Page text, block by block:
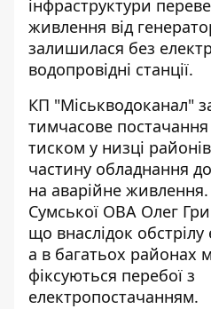
інфраструктури
живлення від
залишилася без
водопровідні станції.
КП "Міськводоканал"
тимчасове
тиском у низці
частину обладнання
на аварійне
Сумської ОВА Олег
що внаслідок
а в багатьох районах
фіксуються перебої з
електропостачанням.